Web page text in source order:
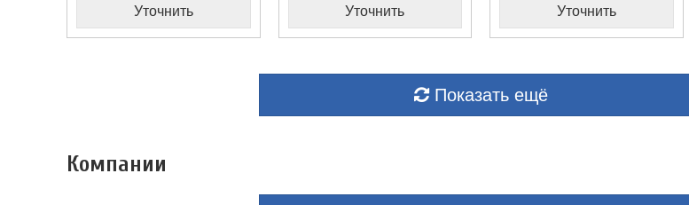
Уточнить Уточнить Уточнить
Показать ещё
Компании